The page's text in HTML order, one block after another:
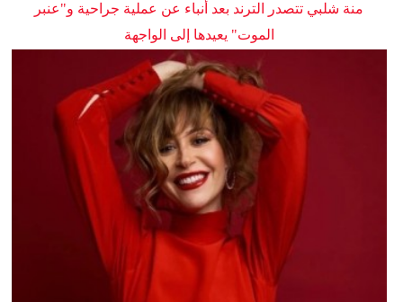
منة شلبي تتصدر الترند بعد أنباء عن عملية جراحية و"عنبر
الموت" يعيدها إلى الواجهة